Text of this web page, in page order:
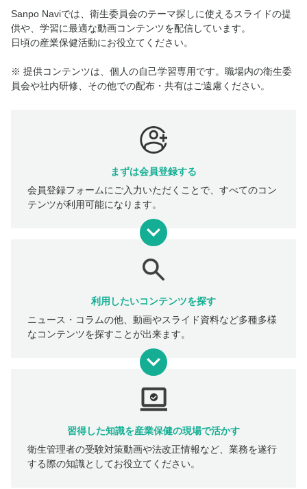
Sanpo Naviでは、衛生委員会のテーマ探しに使えるスライドの提
供や、学習に最適な動画コンテンツを配信しています。
日頃の産業保健活動にお役立てください。
※ 提供コンテンツは、個人の自己学習専用です。職場内の衛生委
員会や社内研修、その他での配布・共有はご遠慮ください。
まずは会員登録する
会員登録フォームにご入力いただくことで、すべてのコン
テンツが利用可能になります。
利用したいコンテンツを探す
ニュース・コラムの他、動画やスライド資料など多種多様
なコンテンツを探すことが出来ます。
習得した知識を産業保健の現場で活かす
衛生管理者の受験対策動画や法改正情報など、業務を遂行
する際の知識としてお役立てください。